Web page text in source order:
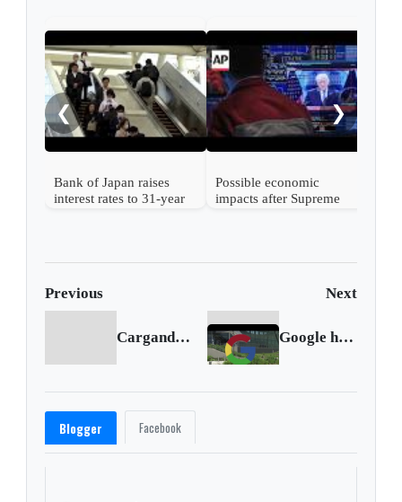
❮
Bank of Japan raises
interest rates to 31-year
Possible economic
impacts after Supreme
❯
Previous Next
Cargando anterior... Google has an illegal monopoly on search, US judge finds
Blogger Facebook